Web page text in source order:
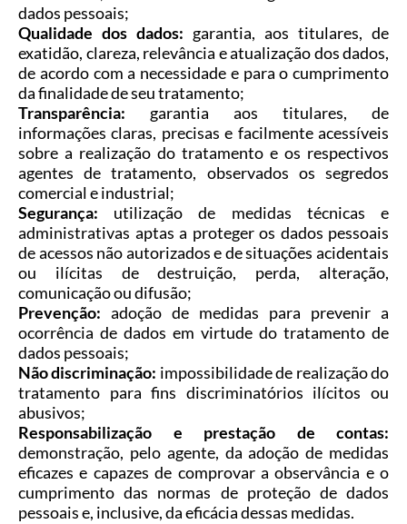
dados pessoais;
Qualidade dos dados: garantia, aos titulares, de
exatidão, clareza, relevância e atualização dos dados,
de acordo com a necessidade e para o cumprimento
da finalidade de seu tratamento;
Transparência: garantia aos titulares, de
informações claras, precisas e facilmente acessíveis
sobre a realização do tratamento e os respectivos
agentes de tratamento, observados os segredos
comercial e industrial;
Segurança: utilização de medidas técnicas e
administrativas aptas a proteger os dados pessoais
de acessos não autorizados e de situações acidentais
ou ilícitas de destruição, perda, alteração,
comunicação ou difusão;
Prevenção: adoção de medidas para prevenir a
ocorrência de dados em virtude do tratamento de
dados pessoais;
Não discriminação: impossibilidade de realização do
tratamento para fins discriminatórios ilícitos ou
abusivos;
Responsabilização e prestação de contas:
demonstração, pelo agente, da adoção de medidas
eficazes e capazes de comprovar a observância e o
cumprimento das normas de proteção de dados
pessoais e, inclusive, da eficácia dessas medidas.